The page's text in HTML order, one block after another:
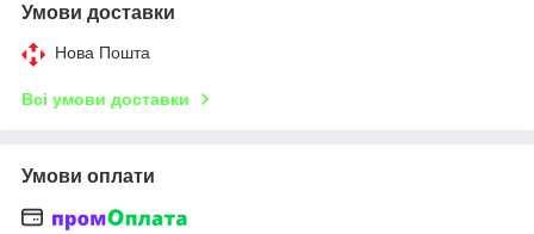
Умови доставки
Нова Пошта
Всі умови доставки
Умови оплати